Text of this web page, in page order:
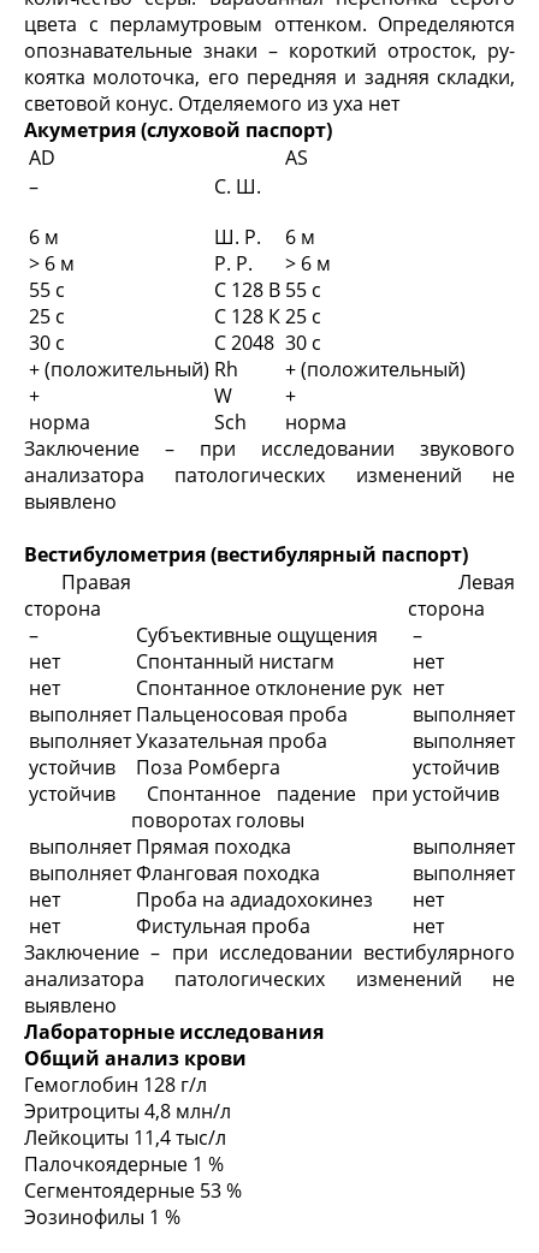
цвета с перламутровым оттенком. Определяются
опознавательные знаки – короткий отросток, ру­
коятка молоточка, его передняя и задняя складки,
световой конус. Отделяемого из уха нет
Акуметрия (слуховой паспорт)
AD
AS
–
С. Ш.
6 м
Ш. Р.
6 м
> 6 м
Р. Р.
> 6 м
55 с
С 128 В 55 с
25 с
С 128 К25 с
30 с
С 2048 30 с
+ (положительный) Rh
+ (положительный)
+
W
+
норма
Sch
норма
Заключение – при исследовании звукового
анализатора патологических изменений не
выявлено
Вестибулометрия (вестибулярный паспорт)
Правая
сторона
Левая
сторона
–
Субъективные ощущения
–
нет
Спонтанный нистагм
нет
нет
Спонтанное отклонение рук нет
выполняетПальценосовая проба
выполняет
выполняетУказательная проба
выполняет
устойчив
Поза Ромберга
устойчив
устойчив
Спонтанное падение при
поворотах головы
устойчив
выполняетПрямая походка
выполняет
выполняетФланговая походка
выполняет
нет
Проба на адиадохокинез
нет
нет
Фистульная проба
нет
Заключение – при исследовании вестибулярного
анализатора патологических изменений не
выявлено
Лабораторные исследования
Общий анализ крови
Гемоглобин 128 г/л
Эритроциты 4,8 млн/л
Лейкоциты 11,4 тыс/л
Палочкоядерные 1 %
Сегментоядерные 53 %
Эозинофилы 1 %